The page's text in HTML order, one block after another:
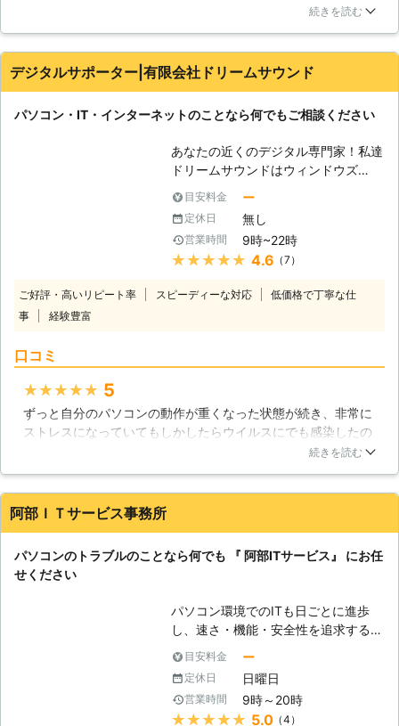
せる時にちょっとぶつけてしまっただ
けでも故障してしまうことがあり、扱
に清掃を行わないと、埃などが原因で
してしまうこともあるでしょう。しか
し、パソコンに詳しく無い方では、掃
除すら大変でしょうし、誤って部品に
傷を付けてしまえば壊れてしまう恐れ
もあります。また、ノートパソコンは
掃除すること事態が困難な作りとなっ
ておりますので、問題の対処が難しい
でしょう。もし、パソコンの不具合で
ています。金額はやや高めだなぁ…と思いましたが、問題は解
岡山県 岡山市北区 2026年07月31日
続きを読む
デジタルサポーター|有限会社ドリームサウンド
パソコン・IT・インターネットのことなら何でもご相談ください
あなたの近くのデジタル専門家！私達
ドリームサウンドはウィンドウズ
（Windows)に強い！マック（Mac)に
強い！パソコンに関連するトラブルを
素早く確実に解決いたします。当社ド
リームサウンドはパソコン・ITサポー
ト・修理サービスです。パソコン、ス
きない、故障した、データが消えてし
即日・翌日も対応！緊急トラブル大歓
迎です、お任せください。 【愛され
てここまでこれました】 近年パソコ
手伝ってか、おかげさまでサポート実
ことが出来たと考えております。ま
た、当社はデータ復旧についても高い
技術力を持つスタッフが在籍しており
ますので、パソコントラブルに広範に
対応可能です。確かな技術力と対応力
でで期待にお応えいたします。
目安料金 ー
定休日 無し
営業時間 9時~22時
★★★★★ 4.6 （7）
ご好評・高いリピート率 スピーディーな対応
低価格で丁寧な仕
事
経験豊富
口コミ
★★★★★ 5
ずっと自分のパソコンの動作が重くなった状態が続き、非常に
ストレスになっていてもしかしたらウイルスにでも感染したの
では？と思い、思いきって修理に出してみました。非常に丁寧
足しています。また何かトラブルがあった時はお願いします
ね。ありがとうございました。
静岡県 沼津市 2016年11月30日
続きを読む
阿部ＩＴサービス事務所
パソコンのトラブルのことなら何でも 『 阿部ITサービス』 にお任
せください
パソコン環境でのITも日ごとに進歩
し、速さ・機能・安全性を追求する企
業間競争がますます熾烈になってきて
います。 一方、一般パソコンユーザ
ーはどうでしょうか？「会社や家庭の
パソコンの動きがおかしいけど、どこ
が悪いのか分からない・・・」「資料
目安料金 ー
定休日 日曜日
営業時間 9時～20時
★★★★★ 5.0（4）